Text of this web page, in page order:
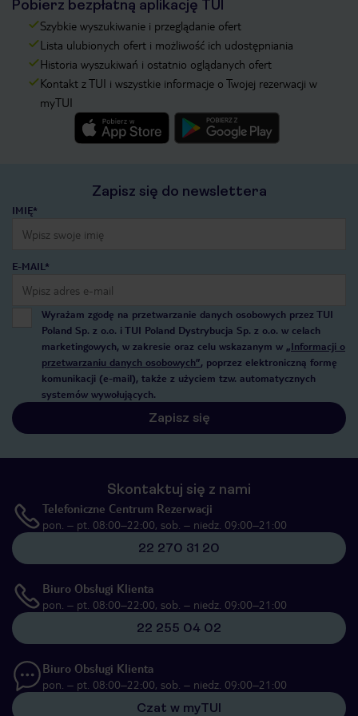
Pobierz bezpłatną aplikację TUI
Szybkie wyszukiwanie i przeglądanie ofert
Lista ulubionych ofert i możliwość ich udostępniania
Historia wyszukiwań i ostatnio oglądanych ofert
Kontakt z TUI i wszystkie informacje o Twojej rezerwacji w
myTUI
Zapisz się do newslettera
IMIĘ*
E-MAIL*
Wyrażam zgodę na przetwarzanie danych osobowych przez TUI
Poland Sp. z o.o. i TUI Poland Dystrybucja Sp. z o.o. w celach
marketingowych, w zakresie oraz celu wskazanym w „Informacji o
przetwarzaniu danych osobowych”, poprzez elektroniczną formę
komunikacji (e-mail), także z użyciem tzw. automatycznych
systemów wywołujących.
Zapisz się
Skontaktuj się z nami
Telefoniczne Centrum Rezerwacji
pon. – pt. 08:00–22:00, sob. – niedz. 09:00–21:00
22 270 31 20
Biuro Obsługi Klienta
pon. – pt. 08:00–22:00, sob. – niedz. 09:00–21:00
22 255 04 02
Biuro Obsługi Klienta
pon. – pt. 08:00–22:00, sob. – niedz. 09:00–21:00
Czat w myTUI